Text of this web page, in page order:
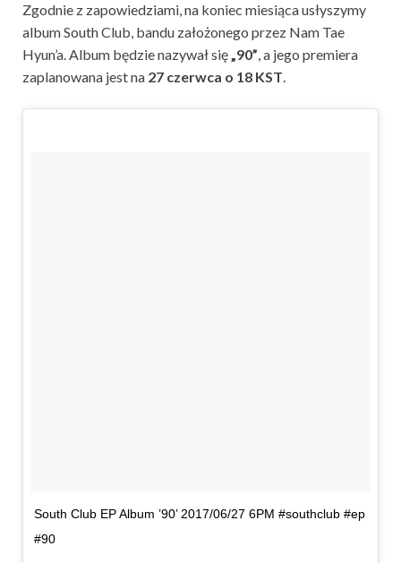
Zgodnie z zapowiedziami, na koniec miesiąca usłyszymy
album South Club, bandu założonego przez Nam Tae
Hyun’a. Album będzie nazywał się„90”, a jego premiera
zaplanowana jest na 27 czerwca o 18 KST.
South Club EP Album ’90’ 2017/06/27 6PM #southclub #ep
#90